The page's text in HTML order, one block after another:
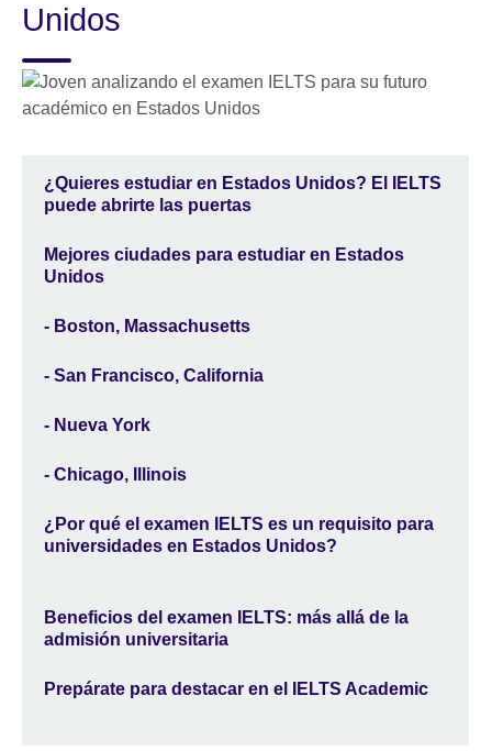
Unidos
¿Quieres estudiar en Estados Unidos? El IELTS
puede abrirte las puertas
Mejores ciudades para estudiar en Estados
Unidos
- Boston, Massachusetts
- San Francisco, California
- Nueva York
- Chicago, Illinois
¿Por qué el examen IELTS es un requisito para
universidades en Estados Unidos?
Beneficios del examen IELTS: más allá de la
admisión universitaria
Prepárate para destacar en el IELTS Academic